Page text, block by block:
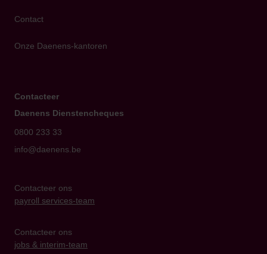
Contact
Onze Daenens-kantoren
Contacteer
Daenens Dienstencheques
0800 233 33
info@daenens.be
Contacteer ons
payroll services-team
Contacteer ons
jobs & interim-team